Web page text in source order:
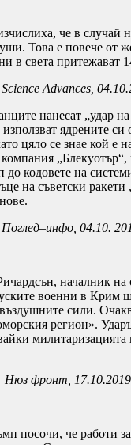
че в
Това е повече от
в света притежават
Science Advances ,
нанесат „удар
ядрените си
цяло се знае кой е
кодовете на
на съветски
04.10.
началник
военни в Крим
сили.
регион».
фронт, 17.10.2019
посочи, че работи